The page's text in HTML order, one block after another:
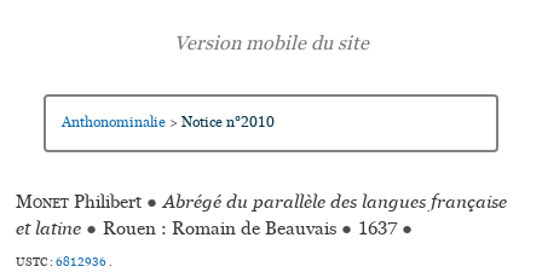
Anthonominalie > Notice n°2010
Monet Philibert ● Abrégé du parallèle des langues française
et latine ● Rouen : Romain de Beauvais ● 1637 ●
USTC :6812936.